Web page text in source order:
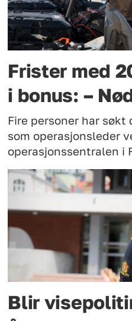
Frister med
i bonus: –
Fire personer har
som operasjonsleder
operasjonssentralen i
Blir